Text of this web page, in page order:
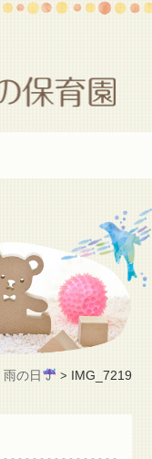
雨の日 > IMG_7219